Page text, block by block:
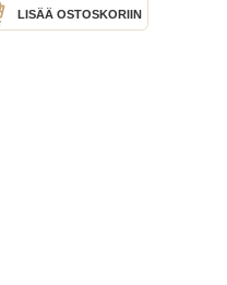
LISÄÄ OSTOSKORIIN